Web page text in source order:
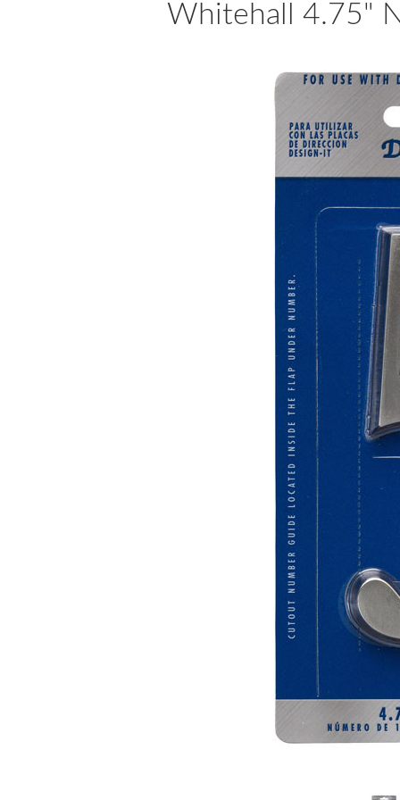
Whitehall 4.75"